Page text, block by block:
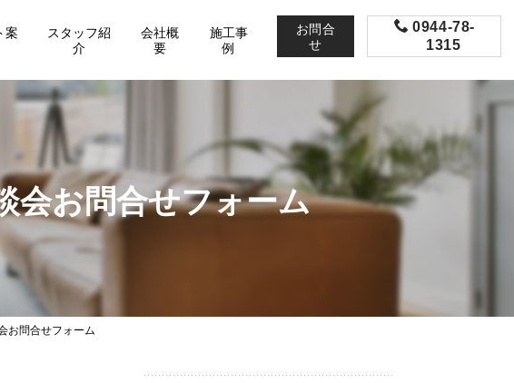
会お問合せフォーム
お問合せフォーム
案
スタッフ紹
介
会社概
要
施工事
例
お問合
せ
0944-78-
1315